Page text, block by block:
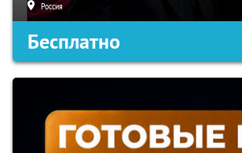
Россия
Бесплатно